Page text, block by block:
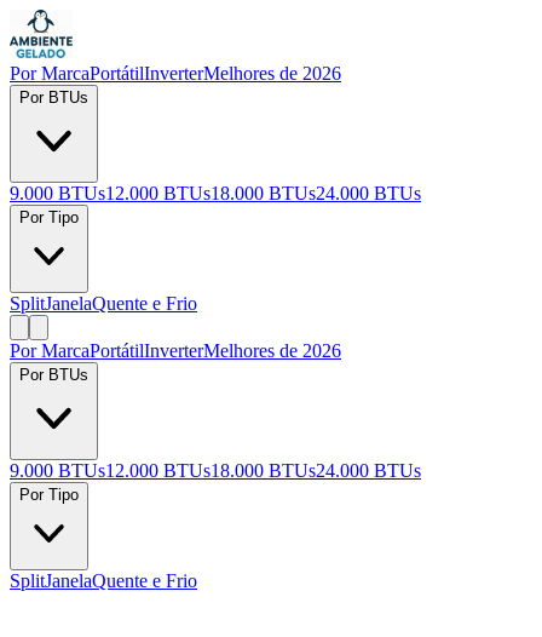
Por MarcaPortátilInverterMelhores de 2026
Por BTUs
9.000 BTUs12.000 BTUs18.000 BTUs24.000 BTUs
Por Tipo
SplitJanelaQuente e Frio
Por MarcaPortátilInverterMelhores de 2026
Por BTUs
9.000 BTUs12.000 BTUs18.000 BTUs24.000 BTUs
Por Tipo
SplitJanelaQuente e Frio